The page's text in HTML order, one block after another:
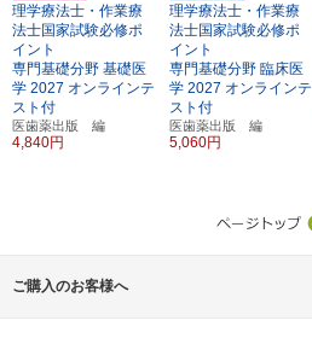
理学療法士・作業療
法士国家試験必修ポ
イント
専門基礎分野 基礎医
学 2027 オンラインテ
スト付
医歯薬出版 編
4,840円
理学療法士・作業療
法士国家試験必修ポ
イント
専門基礎分野 臨床医
学 2027 オンラインテ
スト付
医歯薬出版 編
5,060円
ご購入のお客様へ